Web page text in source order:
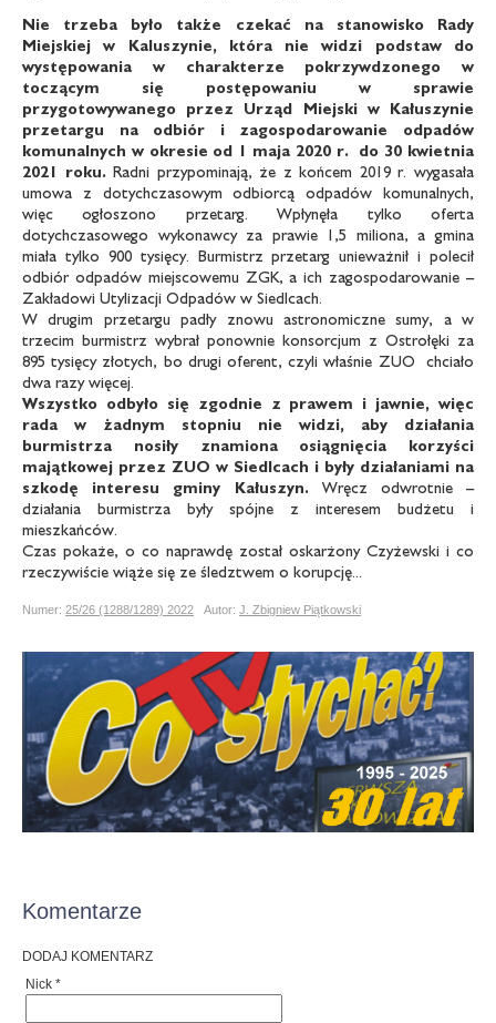
Nie trzeba było także czekać na stanowisko Rady
Miejskiejw Kaluszynie, która nie widzi podstaw do
występowania w charakterze pokrzywdzonego w
toczącym się postępowaniu w sprawie
przygotowywanego przez Urząd Miejski w Kałuszynie
przetargu na odbiór i zagospodarowanie odpadów
komunalnych w okresie od 1 maja 2020 r. do 30 kwietnia
2021 roku.Radni przypominają, że z końcem 2019 r. wygasała
umowa z dotychczasowym odbiorcą odpadów komunalnych,
więc ogłoszono przetarg. Wpłynęła tylko oferta
dotychczasowego wykonawcy za prawie 1,5 miliona, a gmina
miała tylko 900 tysięcy. Burmistrz przetarg unieważnił i polecił
odbiór odpadów miejscowemu ZGK, a ich zagospodarowanie –
Zakładowi Utylizacji Odpadów w Siedlcach.
W drugim przetargu padły znowu astronomiczne sumy, a w
trzecim burmistrz wybrał ponownie konsorcjum z Ostrołęki za
895 tysięcy złotych, bo drugi oferent, czyli właśnie ZUO chciało
dwa razy więcej.
Wszystko odbyło się zgodnie z prawem i jawnie, więc
rada w żadnym stopniu nie widzi, aby działania
burmistrza nosiły znamiona osiągnięcia korzyści
majątkowej przez ZUO w Siedlcach i były działaniami na
szkodę interesu gminy Kałuszyn.Wręcz odwrotnie –
działania burmistrza były spójne z interesem budżetu i
mieszkańców.
Czas pokaże, o co naprawdę został oskarżony Czyżewski i co
rzeczywiście wiąże się ze śledztwem o korupcję...
Numer: 25/26 (1288/1289) 2022 Autor: J. Zbigniew Piątkowski
Komentarze
DODAJ KOMENTARZ
Nick *